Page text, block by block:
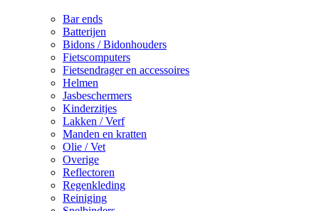
Bar ends
Batterijen
Bidons / Bidonhouders
Fietscomputers
Fietsendrager en accessoires
Helmen
Jasbeschermers
Kinderzitjes
Lakken / Verf
Manden en kratten
Olie / Vet
Overige
Reflectoren
Regenkleding
Reiniging